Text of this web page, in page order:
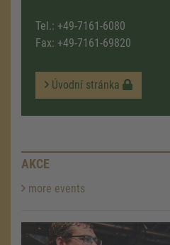
Tel.: +49-7161-6080
Fax: +49-7161-69820
Úvodní stránka
AKCE
more events